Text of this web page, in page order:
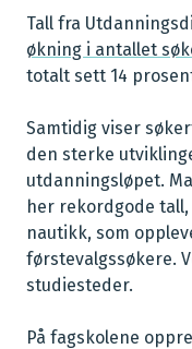
Tall fra
økning i antallet
totalt sett 14
Samtidig viser
den sterke
utdanningsløpet.
her rekordgode
nautikk, som
førstevalgssøkere.
studiesteder.
På fagskolene